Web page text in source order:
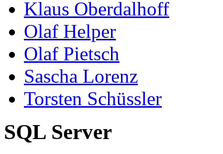
Klaus Oberdalhoff
Olaf Helper
Olaf Pietsch
Sascha Lorenz
Torsten Schüssler
SQL Server